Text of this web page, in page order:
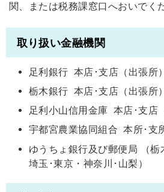
関、または税務課窓口へおいでく
取り扱い金融機関
足利銀行 本店･支店（出張所）
栃木銀行 本店･支店（出張所）
足利小山信用金庫 本店･支店
宇都宮農業協同組合 本所･支
ゆうちょ銀行及び郵便局 （栃
埼玉･東京・神奈川･山梨）